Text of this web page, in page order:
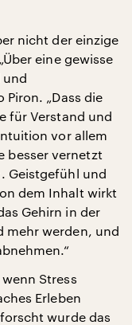
nicht der einzige
eine gewisse
und
Piron. „Dass die
für Verstand und
vor allem
besser vernetzt
Geistgefühl und
dem Inhalt wirkt
Gehirn in der
mehr werden, und
Stress
Erleben
wurde das